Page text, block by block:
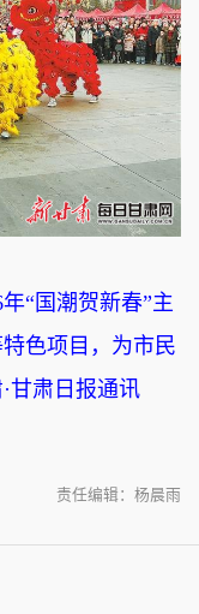
“国潮贺新春”主
色项目，为市民
甘肃日报通讯
责任编辑：杨晨雨